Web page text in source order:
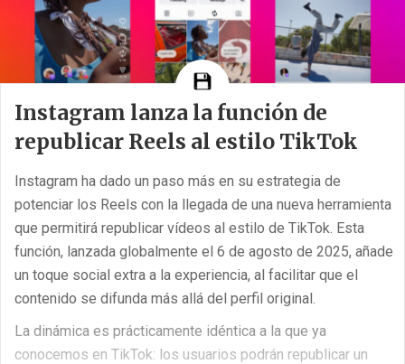
Instagram lanza la función de
republicar Reels al estilo TikTok
Instagram ha dado un paso más en su estrategia de
potenciar los Reels con la llegada de una nueva herramienta
que permitirá republicar vídeos al estilo de TikTok. Esta
función, lanzada globalmente el 6 de agosto de 2025, añade
un toque social extra a la experiencia, al facilitar que el
contenido se difunda más allá del perfil original.
La dinámica es prácticamente idéntica a la que ya
conocemos en TikTok: los usuarios podrán republicar un